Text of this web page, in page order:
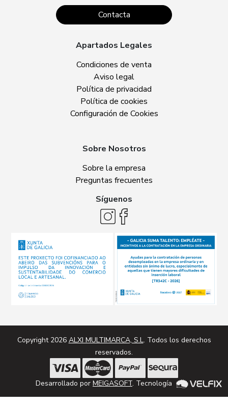
Contacta
Apartados Legales
Condiciones de venta
Aviso legal
Política de privacidad
Política de cookies
Configuración de Cookies
Sobre Nosotros
Sobre la empresa
Preguntas frecuentes
Síguenos
Copyright 2026 ALXI MULTIMARCA, S.L. Todos los derechos
reservados.
Desarrollado por MEIGASOFT. Tecnología